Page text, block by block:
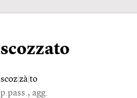
scozzato
scoz zà to
p.pass., agg.